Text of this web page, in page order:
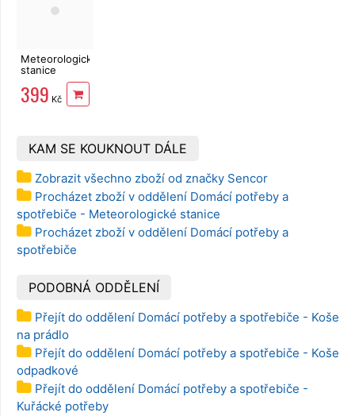
Meteorologická
stanice
SENCOR SWS
2850
399 Kč
KAM SE KOUKNOUT DÁLE
Zobrazit všechno zboží od značky Sencor
Procházet zboží v oddělení Domácí potřeby a
spotřebiče - Meteorologické stanice
Procházet zboží v oddělení Domácí potřeby a
spotřebiče
PODOBNÁ ODDĚLENÍ
Přejít do oddělení Domácí potřeby a spotřebiče - Koše
na prádlo
Přejít do oddělení Domácí potřeby a spotřebiče - Koše
odpadkové
Přejít do oddělení Domácí potřeby a spotřebiče -
Kuřácké potřeby